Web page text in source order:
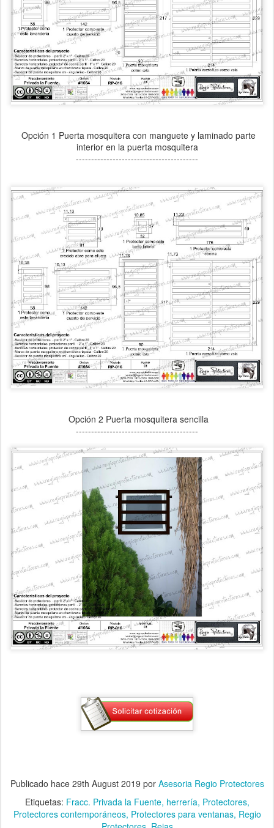
Opción 1 Puerta mosquitera con manguete y laminado parte
interior en la puerta mosquitera
----------------------------------------
Opción 2 Puerta mosquitera sencilla
----------------------------------------
Publicado hace 29th August 2019 por Asesoria Regio Protectores
Etiquetas: Fracc. Privada la Fuente herrería Protectores
Protectores contemporáneos Protectores para ventanas Regio